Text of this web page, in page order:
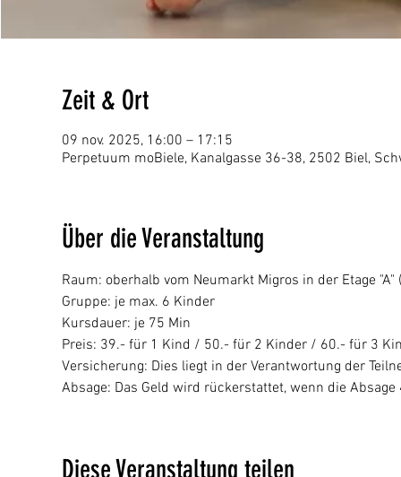
Zeit & Ort
09 nov. 2025, 16:00 – 17:15
Perpetuum moBiele, Kanalgasse 36-38, 2502 Biel,
Über die Veranstaltung
Raum: oberhalb vom Neumarkt Migros in der Etage "A"
Gruppe: je max. 6 Kinder
Kursdauer: je 75 Min
Preis: 39.- für 1 Kind / 50.- für 2 Kinder / 60.- für 3
Versicherung: Dies liegt in der Verantwortung der
Absage: Das Geld wird rückerstattet, wenn die
Diese Veranstaltung teilen